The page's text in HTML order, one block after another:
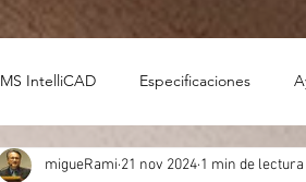
IntelliCAD Especificaciones
migueRami 21 nov 2024 1 min de lectura